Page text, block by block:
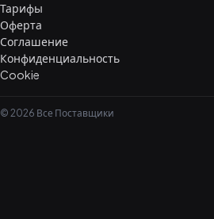
Тарифы
Оферта
Соглашение
Конфиденциальность
Cookie
© 2026 Все Поставщики